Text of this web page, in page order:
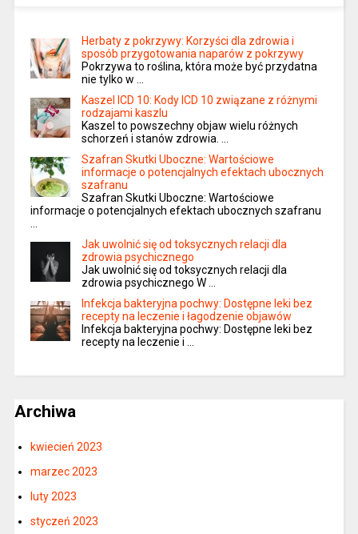
Herbaty z pokrzywy: Korzyści dla zdrowia i
sposób przygotowania naparów z pokrzywy
Pokrzywa to roślina, która może być przydatna
nie tylko w …
Kaszel ICD 10: Kody ICD 10 związane z różnymi
rodzajami kaszlu
Kaszel to powszechny objaw wielu różnych
schorzeń i stanów zdrowia. …
Szafran Skutki Uboczne: Wartościowe
informacje o potencjalnych efektach ubocznych
szafranu
Szafran Skutki Uboczne: Wartościowe
informacje o potencjalnych efektach ubocznych szafranu
…
Jak uwolnić się od toksycznych relacji dla
zdrowia psychicznego
Jak uwolnić się od toksycznych relacji dla
zdrowia psychicznego W …
Infekcja bakteryjna pochwy: Dostępne leki bez
recepty na leczenie i łagodzenie objawów
Infekcja bakteryjna pochwy: Dostępne leki bez
recepty na leczenie i …
Archiwa
kwiecień 2023
marzec 2023
luty 2023
styczeń 2023